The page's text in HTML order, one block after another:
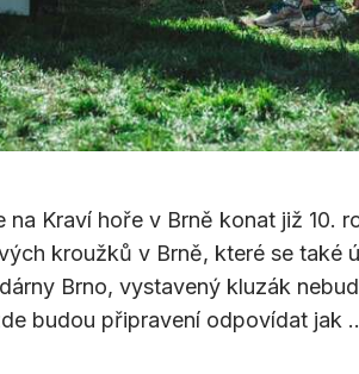
Kraví hoře v Brně konat již 10.
kroužků v Brně, které se také
Brno, vystavený kluzák
budou připravení odpovídat jak